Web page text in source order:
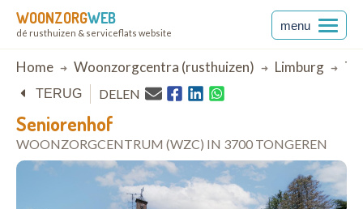
WOONZORGWEB
dé rusthuizen & serviceflats website
menu
Breadcrumb
Home Woonzorgcentra (rusthuizen) Limburg
Seniorenhof
WOONZORGCENTRUM (WZC) IN 3700 TONGEREN
TERUG DELEN
open in Google Maps